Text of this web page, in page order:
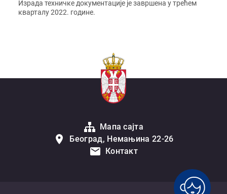
Израда техничке документације је завршена у трећем
кварталу 2022. године.
Мапа сајта
Београд, Немањина 22-26
Контакт